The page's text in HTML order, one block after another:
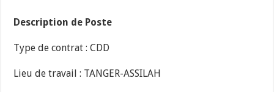
Description de Poste
Type de contrat : CDD
Lieu de travail : TANGER-ASSILAH